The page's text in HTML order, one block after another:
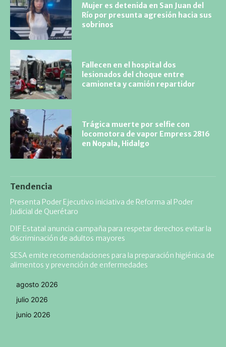
Mujer es detenida en San Juan del
Río por presunta agresión hacia sus
sobrinos
Fallecen en el hospital dos
lesionados del choque entre
camioneta y camión repartidor
Trágica muerte por selfie con
locomotora de vapor Empress 2816
en Nopala, Hidalgo
Tendencia
Presenta Poder Ejecutivo iniciativa de Reforma al Poder
Judicial de Querétaro
DIF Estatal anuncia campaña para respetar derechos evitar la
discriminación de adultos mayores
SESA emite recomendaciones para la preparación higiénica de
alimentos y prevención de enfermedades
agosto 2026
julio 2026
junio 2026